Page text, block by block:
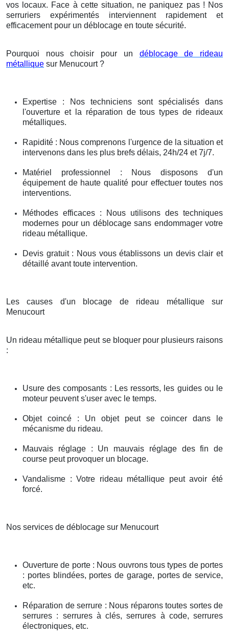
vos locaux. Face à cette situation, ne paniquez pas ! Nos
serruriers expérimentés interviennent rapidement et
efficacement pour un déblocage en toute sécurité.
Pourquoi nous choisir pour un déblocage de rideau
métallique sur Menucourt ?
Expertise : Nos techniciens sont spécialisés dans
l'ouverture et la réparation de tous types de rideaux
métalliques.
Rapidité : Nous comprenons l'urgence de la situation et
intervenons dans les plus brefs délais, 24h/24 et 7j/7.
Matériel professionnel : Nous disposons d'un
équipement de haute qualité pour effectuer toutes nos
interventions.
Méthodes efficaces : Nous utilisons des techniques
modernes pour un déblocage sans endommager votre
rideau métallique.
Devis gratuit : Nous vous établissons un devis clair et
détaillé avant toute intervention.
Les causes d'un blocage de rideau métallique sur
Menucourt
Un rideau métallique peut se bloquer pour plusieurs raisons
:
Usure des composants : Les ressorts, les guides ou le
moteur peuvent s'user avec le temps.
Objet coincé : Un objet peut se coincer dans le
mécanisme du rideau.
Mauvais réglage : Un mauvais réglage des fin de
course peut provoquer un blocage.
Vandalisme : Votre rideau métallique peut avoir été
forcé.
Nos services de déblocage sur Menucourt
Ouverture de porte : Nous ouvrons tous types de portes
: portes blindées, portes de garage, portes de service,
etc.
Réparation de serrure : Nous réparons toutes sortes de
serrures : serrures à clés, serrures à code, serrures
électroniques, etc.